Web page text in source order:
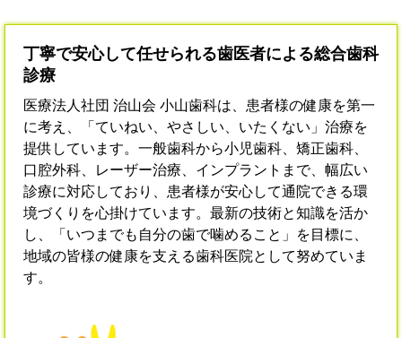
丁寧で安心して任せられる歯医者による総合歯科
診療
医療法人社団 治山会 小山歯科は、患者様の健康を第一
に考え、「ていねい、やさしい、いたくない」治療を
提供しています。一般歯科から小児歯科、矯正歯科、
口腔外科、レーザー治療、インプラントまで、幅広い
診療に対応しており、患者様が安心して通院できる環
境づくりを心掛けています。最新の技術と知識を活か
し、「いつまでも自分の歯で噛めること」を目標に、
地域の皆様の健康を支える歯科医院として努めていま
す。